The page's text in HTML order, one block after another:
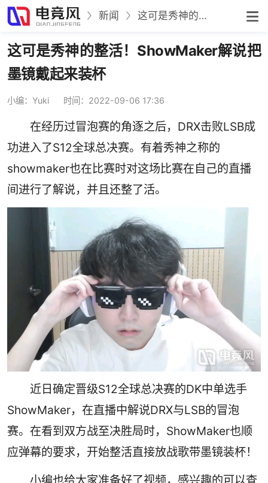
新闻 这可是秀神的整活！ShowMaker解说把墨镜戴起来装杯
这可是秀神的整活！ShowMaker解说把
墨镜戴起来装杯
小编：Yuki 时间：2022-09-06 17:36
在经历过冒泡赛的角逐之后，DRX击败LSB成
功进入了S12全球总决赛。有着秀神之称的
showmaker也在比赛时对这场比赛在自己的直播
间进行了解说，并且还整了活。
近日确定晋级S12全球总决赛的DK中单选手
ShowMaker，在直播中解说DRX与LSB的冒泡
赛。在看到双方战至决胜局时，ShowMaker也顺
应弹幕的要求，开始整活直接放战歌带墨镜装杯！
小编也给大家准备好了视频，感兴趣的可以查